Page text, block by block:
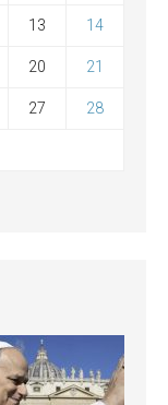
13 14
20 21
27 28